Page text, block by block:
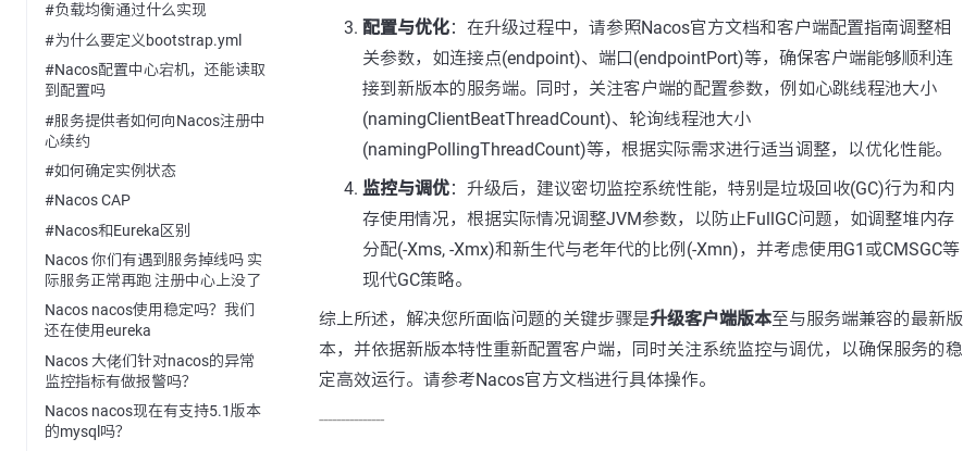
#负载均衡通过什么实现
#为什么要定义bootstrap.yml
#Nacos配置中心宕机，还能读取
到配置吗
#服务提供者如何向Nacos注册中
心续约
#如何确定实例状态
#Nacos CAP
#Nacos和Eureka区别
Nacos 你们有遇到服务掉线吗 实
际服务正常再跑 注册中心上没了
Nacos nacos使用稳定吗？我们
还在使用eureka
Nacos 大佬们针对nacos的异常
监控指标有做报警吗？
Nacos nacos现在有支持5.1版本
的mysql吗？
配置与优化：在升级过程中，请参照Nacos官方文档和客户端配置指南调整相
关参数，如连接点(endpoint)、端口(endpointPort)等，确保客户端能够顺利连
接到新版本的服务端。同时，关注客户端的配置参数，例如心跳线程池大小
(namingClientBeatThreadCount)、轮询线程池大小
(namingPollingThreadCount)等，根据实际需求进行适当调整，以优化性能。
监控与调优：升级后，建议密切监控系统性能，特别是垃圾回收(GC)行为和内
存使用情况，根据实际情况调整JVM参数，以防止FullGC问题，如调整堆内存
分配(-Xms, -Xmx)和新生代与老年代的比例(-Xmn)，并考虑使用G1或CMSGC等
现代GC策略。
综上所述，解决您所面临问题的关键步骤是升级客户端版本至与服务端兼容的最新版
本，并依据新版本特性重新配置客户端，同时关注系统监控与调优，以确保服务的稳
定高效运行。请参考Nacos官方文档进行具体操作。
---------------